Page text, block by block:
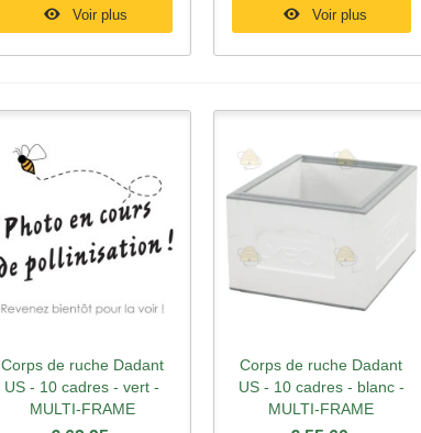
Voir plus Voir plus
Aperçu rapide
Corps de ruche Dadant
US - 10 cadres - vert -
MULTI-FRAME
Aperçu rapide
Corps de ruche Dadant
US - 10 cadres - blanc -
MULTI-FRAME